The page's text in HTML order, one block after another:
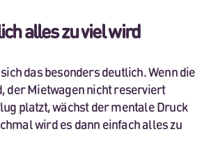
alles zu viel wird
das besonders deutlich. Wenn die
der Mietwagen nicht reserviert
platzt, wächst der mentale Druck
wird es dann einfach alles zu